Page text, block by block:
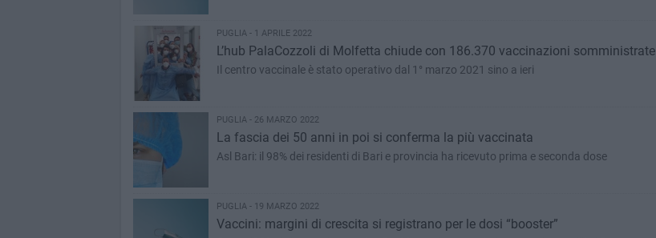
PUGLIA - 1 APRILE 2022
L’hub PalaCozzoli di Molfetta chiude con 186.370 vaccinazioni somministrate
Il centro vaccinale è stato operativo dal 1° marzo 2021 sino a ieri
PUGLIA - 26 MARZO 2022
La fascia dei 50 anni in poi si conferma la più vaccinata
Asl Bari: il 98% dei residenti di Bari e provincia ha ricevuto prima e seconda dose
PUGLIA - 19 MARZO 2022
Vaccini: margini di crescita si registrano per le dosi “booster”